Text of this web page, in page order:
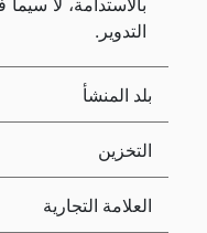
التدوير.
بلد المنشأ
التخزين
العلامة التجارية